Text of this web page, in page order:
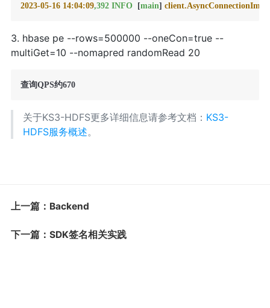
2023-05-16 14:04:09,392 INFO
  [
main] client.AsyncConnectionImpl:
3. hbase pe --rows=500000 --oneCon=true --
multiGet=10 --nomapred randomRead 20
查询QPS约670
关于KS3-HDFS更多详细信息请参考文档： KS3-
HDFS服务概述。
上一篇：Backend
下一篇：SDK签名相关实践